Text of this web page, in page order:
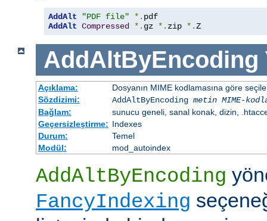
AddAlt "PDF file" *.
AddAlt Compressed *. gz *. zip *.Z
AddAltByEncoding
Açıklama:
Dosyanın MIME kodlamasına göre
Sözdizimi:
AddAltByEncoding metin MIME-
Bağlam:
sunucu geneli, sanal konak, dizin,
Geçersizleştirme: Indexes
Durum:
Temel
Modül:
mod_autoindex
AddAltByEncoding
FancyIndexing